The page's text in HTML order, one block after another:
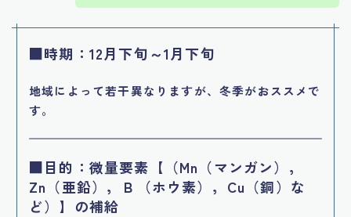
■時期：12月下旬～1月下旬
地域によって若干異なりますが、冬季がおススメで
す。
■目的：微量要素 【（Mn（マンガン），
Zn（亜鉛），Ｂ（ホウ素），Cu（銅）な
ど）】 の補給